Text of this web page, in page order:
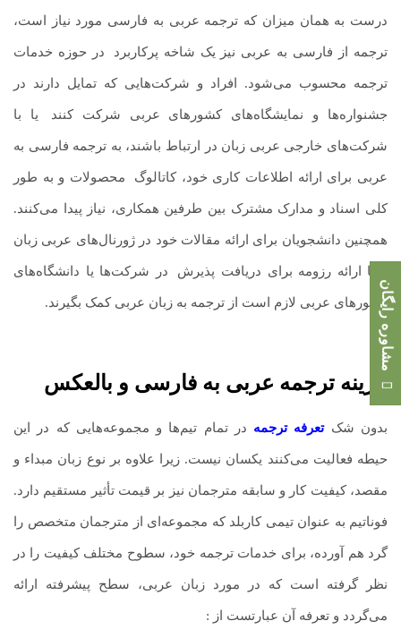
درست به همان میزان که ترجمه عربی به فارسی مورد نیاز است،
ترجمه از فارسی به عربی نیز یک شاخه پرکاربرد در حوزه خدمات
ترجمه محسوب می‌شود. افراد و شرکت‌هایی که تمایل دارند در
جشنواره‌ها و نمایشگاه‌های کشورهای عربی شرکت کنند یا با
شرکت‌های خارجی عربی زبان در ارتباط باشند، به ترجمه فارسی به
عربی برای ارائه اطلاعات کاری خود، کاتالوگ محصولات و به طور
کلی اسناد و مدارک مشترک بین طرفین همکاری، نیاز پیدا می‌کنند.
همچنین دانشجویان برای ارائه مقالات خود در ژورنال‌های عربی زبان
و یا ارائه رزومه برای دریافت پذیرش در شرکت‌ها یا دانشگاه‌های
کشورهای عربی لازم است از ترجمه به زبان عربی کمک بگیرند.
هزینه ترجمه عربی به فارسی و بالعکس
بدون شکتعرفه ترجمه در تمام تیم‌ها و مجموعه‌هایی که در این
حیطه فعالیت می‌کنند یکسان نیست. زیرا علاوه بر نوع زبان مبداء و
مقصد، کیفیت کار و سابقه مترجمان نیز بر قیمت تأثیر مستقیم دارد.
فوناتیم به عنوان تیمی کاربلد که مجموعه‌ای از مترجمان متخصص را
گرد هم آورده، برای خدمات ترجمه خود، سطوح مختلف کیفیت را در
نظر گرفته است که در مورد زبان عربی، سطح پیشرفته ارائه
می‌گردد و تعرفه آن عبارتست از :
مشاوره رایگان